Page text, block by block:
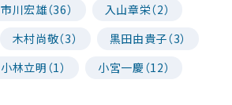
市川宏雄（36）
入山章栄（2）
木村尚敬（3）
黒田由貴子（3）
小林立明（1）
小宮一慶（12）